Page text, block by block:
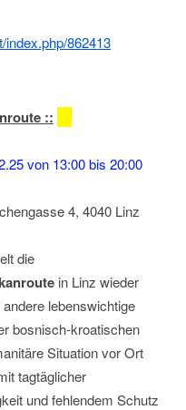
862413
::
von 13:00 bis 20:00
4, 4040 Linz
die
in Linz wieder
lebenswichtige
bosnisch-kroatischen
Situation vor Ort
tagtäglicher
und fehlendem Schutz